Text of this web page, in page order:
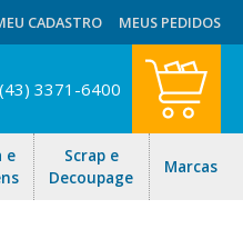
CADASTRO MEUS PEDIDOS
e
Scrap e
Decoupage
Marcas
3371-6400